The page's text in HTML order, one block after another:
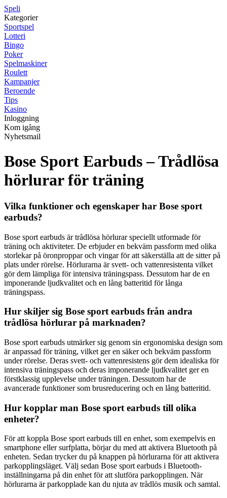
Speli
Kategorier
Sportspel
Lotteri
Bingo
Poker
Spelmaskiner
Roulett
Kampanjer
Beroende
Tips
Kasino
Inloggning
Kom igång
Nyhetsmail
Bose Sport Earbuds – Trådlösa
hörlurar för träning
Vilka funktioner och egenskaper har Bose sport
earbuds?
Bose sport earbuds är trådlösa hörlurar speciellt utformade för
träning och aktiviteter. De erbjuder en bekväm passform med olika
storlekar på öronproppar och vingar för att säkerställa att de sitter på
plats under rörelse. Hörlurarna är svett- och vattenresistenta vilket
gör dem lämpliga för intensiva träningspass. Dessutom har de en
imponerande ljudkvalitet och en lång batteritid för långa
träningspass.
Hur skiljer sig Bose sport earbuds från andra
trådlösa hörlurar på marknaden?
Bose sport earbuds utmärker sig genom sin ergonomiska design som
är anpassad för träning, vilket ger en säker och bekväm passform
under rörelse. Deras svett- och vattenresistens gör dem idealiska för
intensiva träningspass och deras imponerande ljudkvalitet ger en
förstklassig upplevelse under träningen. Dessutom har de
avancerade funktioner som brusreducering och en lång batteritid.
Hur kopplar man Bose sport earbuds till olika
enheter?
För att koppla Bose sport earbuds till en enhet, som exempelvis en
smartphone eller surfplatta, börjar du med att aktivera Bluetooth på
enheten. Sedan trycker du på knappen på hörlurarna för att aktivera
parkopplingsläget. Välj sedan Bose sport earbuds i Bluetooth-
inställningarna på din enhet för att slutföra parkopplingen. När
hörlurarna är parkopplade kan du njuta av trådlös musik och samtal.